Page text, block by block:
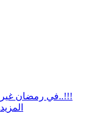
في رمضان غير..!!!
المزيد